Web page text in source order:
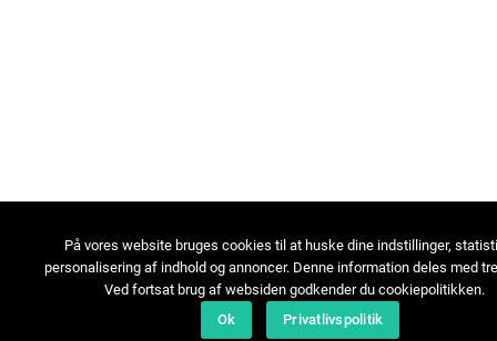
På vores website bruges cookies til at huske dine indstillinger,
personalisering af indhold og annoncer. Denne information deles med
Ved fortsat brug af websiden godkender du cookiepolitikken.
Ok
Privatlivspolitik